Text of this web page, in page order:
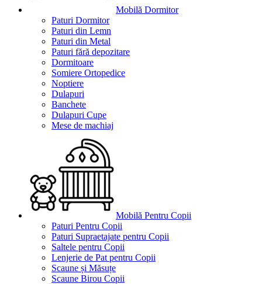
Mobilă Dormitor
Paturi Dormitor
Paturi din Lemn
Paturi din Metal
Paturi fără depozitare
Dormitoare
Somiere Ortopedice
Noptiere
Dulapuri
Banchete
Dulapuri Cupe
Mese de machiaj
Mobilă Pentru Copii
Paturi Pentru Copii
Paturi Supraetajate pentru Copii
Saltele pentru Copii
Lenjerie de Pat pentru Copii
Scaune și Măsuțe
Scaune Birou Copii